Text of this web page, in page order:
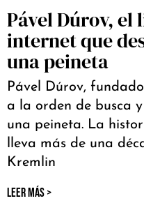
Pável Dúrov,
internet que
una peineta
Pável Dúrov,
a la orden de busca
una peineta. La
lleva más de una
Kremlin
LEER MÁS >